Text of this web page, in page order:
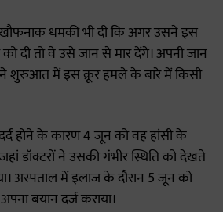
धमकी भी दी कि अगर उसने इस
दी तो वे उसे जान से मार देंगे। अपनी जान
शुरुआत में इस क्रूर हमले के बारे में किसी
होने के कारण 4 जून को वह हांसी के
डॉक्टरों ने उसकी गंभीर स्थिति को देखते
अस्पताल में इलाज के दौरान 5 जून को
बयान दर्ज कराया।